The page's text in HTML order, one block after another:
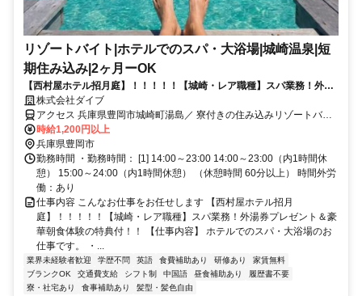
リゾートバイト|ホテルでのスパ・大浴場|城崎温泉|短
期住み込み|2ヶ月ーOK
【西村屋ホテル招月庭】！！！！！【城崎・レア職種】スパ業務！外湯
券プレゼント＆豪華朝食体験の特典付！！
株式会社ダイブ
アクセス 兵庫県豊岡市城崎町湯島／ 寮付きの住み込みリゾートバイ
ト／生活費が抑えられるのでお金が貯まる／休日は観光し放題／急募
／面接なし
時給1,200円以上
兵庫県豊岡市
勤務時間 ・勤務時間： [1] 14:00～23:00 14:00～23:00（内1時間休
憩） 15:00～24:00（内1時間休憩） （休憩時間 60分以上） 時間外労
働：あり
仕事内容 こんなお仕事をお任せします 【西村屋ホテル招月
庭】！！！！！【城崎・レア職種】スパ業務！外湯券プレゼント＆豪
華朝食体験の特典付！！ 【仕事内容】 ホテルでのスパ・大浴場のお
仕事です。 ・...
業界未経験者歓迎 学歴不問 英語 食費補助あり 研修あり
家賃無料
ブランクOK
交通費支給 シフト制 中国語 昼食補助あり
履歴書不要
寮・社宅あり
食事補助あり 髪型・髪色自由